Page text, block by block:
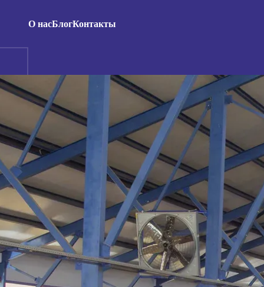
О насБлогКонтакты